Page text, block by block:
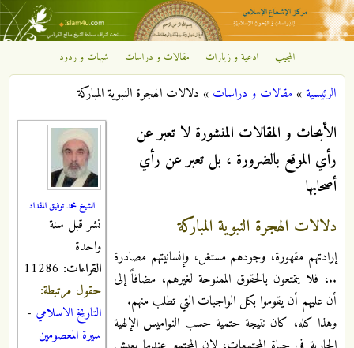
تجاوز إلى المحتوى الرئيسي
مركز
الإشعاع
الإسلامي
المجيب ادعية و زيارات مقالات و دراسات شبهات و ردود
أنت هنا
الرئيسية»مقالات و دراسات » دلالات الهجرة النبوية المباركة
الشيخ محمد توفيق المقداد
نشر قبل سنة
واحدة
القراءات:
حقول مرتبطة:
التاريخ الاسلامي -
سيرة المعصومين
الأبحاث و المقالات المنشورة لا تعبر عن
رأي الموقع بالضرورة ، بل تعبر عن رأي
أصحابها
دلالات الهجرة النبوية المباركة
إرادتهم مقهورة، وجودهم مستغل، وإنسانيتهم مصادرة
..، فلا يتمتعون بالحقوق الممنوحة لغيرهم، مضافاً إلى
أن عليهم أن يقوموا بكل الواجبات التي تطلب منهم.
وهذا كله، كان نتيجة حتمية حسب النواميس الإلهية